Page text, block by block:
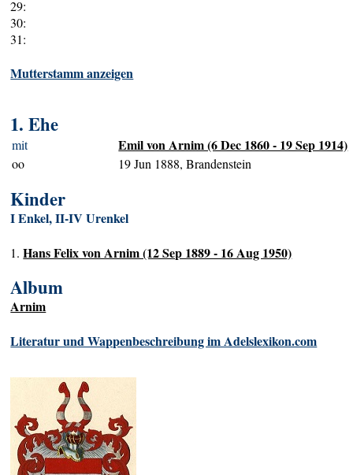
29:
30:
31:
Mutterstamm anzeigen
1. Ehe
mit Emil von Arnim (6 Dec 1860 - 19 Sep 1914)
oo 19 Jun 1888, Brandenstein
Kinder
I Enkel, II-IV Urenkel
1.Hans Felix von Arnim (12 Sep 1889 - 16 Aug 1950)
Album
Arnim
Literatur und Wappenbeschreibung im Adelslexikon.com